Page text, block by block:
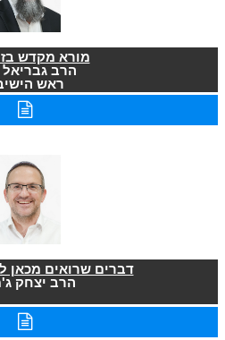
מורא מקדש
הרב
ראש
דברים שרואים מכאן
הרב יצחק